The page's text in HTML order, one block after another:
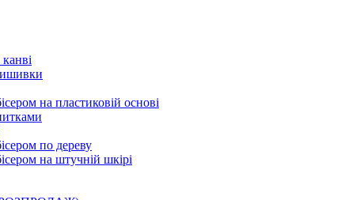
на пластиковій основі
по дереву
на штучній шкірі